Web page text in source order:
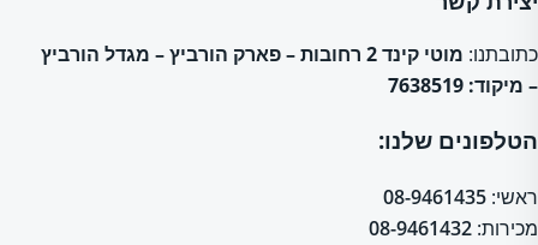
כתובתנו:
מוטי קינד 2 רחובות – פארק הורביץ – מגדל הורביץ
– מיקוד: 7638519
הטלפונים שלנו:
ראשי: 08-9461435
מכירות: 08-9461432